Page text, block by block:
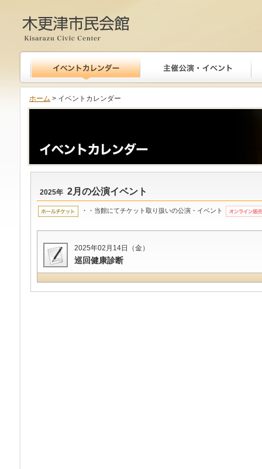
木更津市民会館
ホーム > イベントカレンダー
2025年 2月の公演イベント
・・当館にてチケット取り扱いの公演・イベント
2025年02月14日（金）
巡回健康診断